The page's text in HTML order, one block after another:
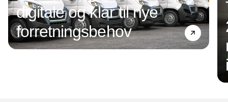
digitale og klar til nye
forretningsbehov